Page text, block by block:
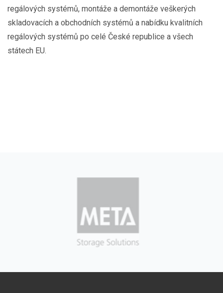
regálových systémů, montáže a demontáže veškerých
skladovacích a obchodních systémů a nabídku kvalitních
regálových systémů po celé České republice a všech
státech EU.